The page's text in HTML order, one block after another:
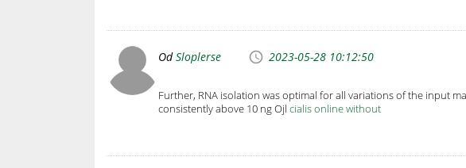
OdSloplerse 2023-05-28 10:12:50
Further, RNA isolation was optimal for all variations of the input
consistently above 10 ng Ојl cialis online without